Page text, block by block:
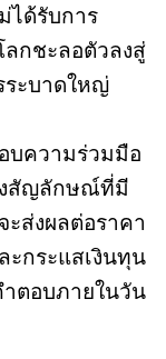
ได้รับการ
กชะลอตัวลงสู่
ระบาดใหญ่
บความร่วมมือ
งสัญลักษณ์ที่มี
ส่งผลต่อราคา
กระแสเงินทุน
ตอบภายในวัน